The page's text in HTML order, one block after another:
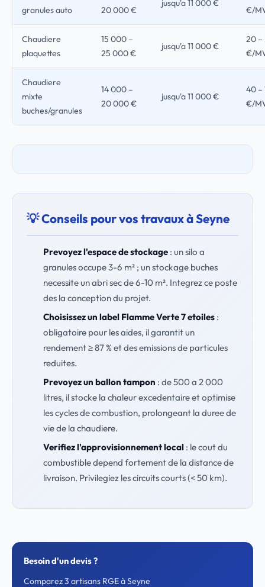
granules auto
20 000 €
jusqu'a 11 000 €
€/
Chaudiere
plaquettes
15 000 –
25 000 €
jusqu'a 11 000 €
20 –
€/
Chaudiere
mixte
buches/granules
14 000 –
20 000 €
jusqu'a 11 000 €
40 –
€/
💡 Conseils pour vos travaux à Seyne
Prevoyez l'espace de stockage: un silo a
granules occupe 3-6 m² ; un stockage buches
necessite un abri sec de 6-10 m². Integrez ce poste
des la conception du projet.
Choisissez un label Flamme Verte 7 etoiles:
obligatoire pour les aides, il garantit un
rendement ≥ 87 % et des emissions de particules
reduites.
Prevoyez un ballon tampon : de 500 a 2 000
litres, il stocke la chaleur excedentaire et optimise
les cycles de combustion, prolongeant la duree de
vie de la chaudiere.
Verifiez l'approvisionnement local: le cout du
combustible depend fortement de la distance de
livraison. Privilegiez les circuits courts (< 50 km).
Besoin d'un devis ?
Comparez 3 artisans RGE à Seyne